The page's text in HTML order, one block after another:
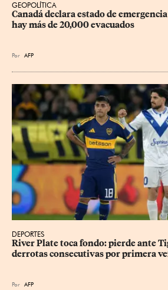
GEOPOLÍTICA
Canadá declara estado de
hay más de 20,000 evacuados
Por AFP
DEPORTES
River Plate toca fondo: pierde ante
derrotas consecutivas por primera
Por AFP